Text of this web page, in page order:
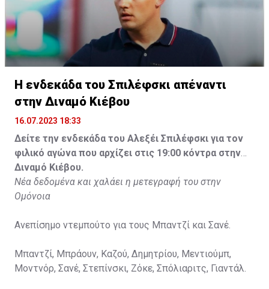
Η ενδεκάδα του Σπιλέφσκι απέναντι
στην Διναμό Κιέβου
16.07.2023 18:33
Δείτε την ενδεκάδα του Αλεξέι Σπιλέφσκι για τον
φιλικό αγώνα που αρχίζει στις 19:00 κόντρα στην
Διναμό Κιέβου.
Νέα δεδομένα και χαλάει η μετεγραφή του στην
Ομόνοια
Ανεπίσημο ντεμπούτο για τους Μπαντζί και Σανέ.
Μπαντζί, Μπράουν, Καζού, Δημητρίου, Μεντιούμπ,
Μοντνόρ, Σανέ, Στεπίνσκι, Ζόκε, Σπόλιαριτς, Γιαντάλ.